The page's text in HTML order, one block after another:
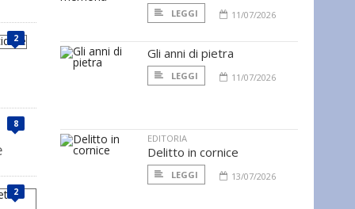
2
8
2
LEGGI 11/07/2026
Gli anni di pietra
LEGGI 11/07/2026
EDITORIA
Delitto in cornice
LEGGI 13/07/2026